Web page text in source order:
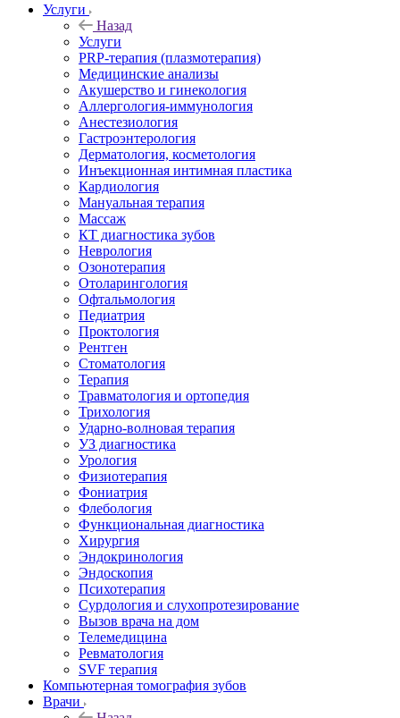
Услуги
Назад
Услуги
PRP-терапия (плазмотерапия)
Медицинские анализы
Акушерство и гинекология
Аллергология-иммунология
Анестезиология
Гастроэнтерология
Дерматология, косметология
Инъекционная интимная пластика
Кардиология
Мануальная терапия
Массаж
КТ диагностика зубов
Неврология
Озонотерапия
Отоларингология
Офтальмология
Педиатрия
Проктология
Рентген
Стоматология
Терапия
Травматология и ортопедия
Трихология
Ударно-волновая терапия
УЗ диагностика
Урология
Физиотерапия
Фониатрия
Флебология
Функциональная диагностика
Хирургия
Эндокринология
Эндоскопия
Психотерапия
Сурдология и слухопротезирование
Вызов врача на дом
Телемедицина
Ревматология
SVF терапия
Компьютерная томография зубов
Врачи